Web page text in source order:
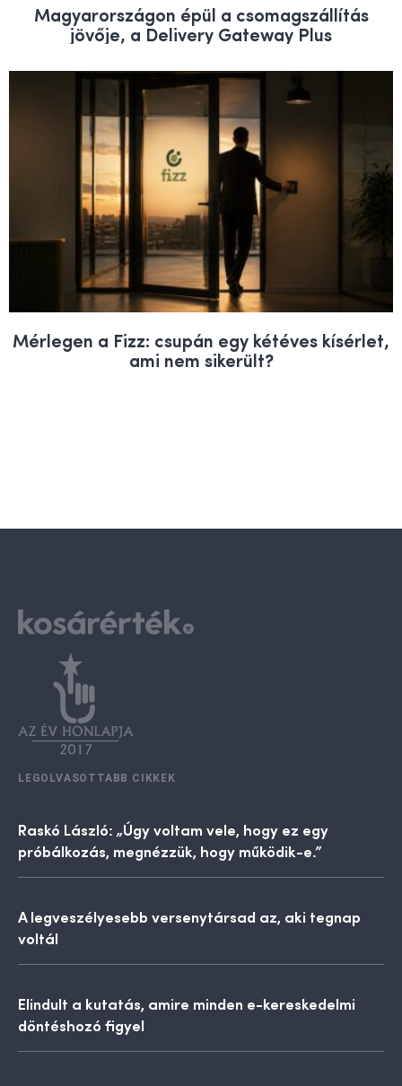
Magyarországon épül a csomagszállítás
jövője, a Delivery Gateway Plus
Mérlegen a Fizz: csupán egy kétéves kísérlet,
ami nem sikerült?
LEGOLVASOTTABB CIKKEK
Raskó László: „Úgy voltam vele, hogy ez egy
próbálkozás, megnézzük, hogy működik-e.”
A legveszélyesebb versenytársad az, aki tegnap
voltál
Elindult a kutatás, amire minden e-kereskedelmi
döntéshozó figyel